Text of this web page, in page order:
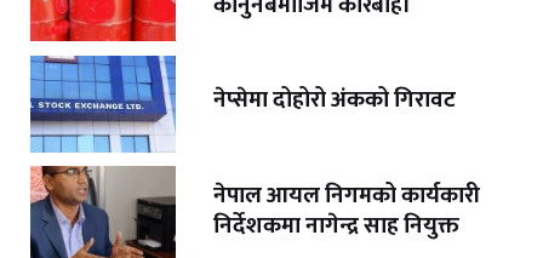
नेप्सेमा दोहोरो अंकको गिरावट
नेपाल आयल निगमको कार्यकारी
निर्देशकमा नागेन्द्र साह नियुक्त